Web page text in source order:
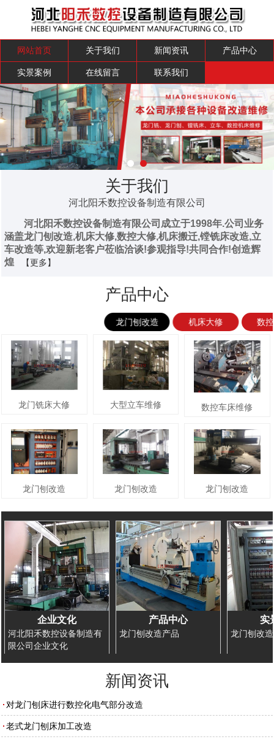
网站首页 关于我们 新闻资讯 产品中心
实景案例 在线留言 联系我们
关于我们
河北阳禾数控设备制造有限公司
河北阳禾数控设备制造有限公司成立于1998年.公司业务
涵盖龙门刨改造,机床大修,数控大修,机床搬迁,镗铣床改造,立
车改造等,欢迎新老客户莅临洽谈!参观指导!共同合作!创造辉
煌
【更多】
产品中心
龙门刨改造 机床大修 数
龙门铣床大修 大型立车维修 数控车床维修
龙门刨改造 龙门刨改造 龙门刨改造
企业文化
河北阳禾数控设备制造有
限公司企业文化
产品中心
龙门刨改造产品
实
龙门刨改
新闻资讯
对龙门刨床进行数控化电气部分改造
老式龙门刨床加工改造